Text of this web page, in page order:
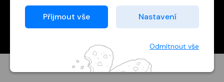
Copyright © 2026 Svět knihy, s.r.o. - společnost Svazu českých
knihkupců a nakladatelů.
Grand IT s.r.o.
Proto od vás potřebujeme souhlas se
zpracováním souborů cookies
Děkujeme, že nám ho dáte a pomůžete nám tak
Přijmout vše Nastavení
Odmítnout vše